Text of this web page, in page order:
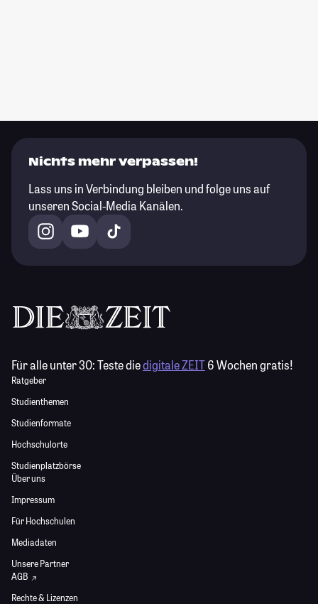
Nichts mehr verpassen!
Lass uns in Verbindung bleiben und folge uns auf
unseren Social-Media Kanälen.
Für alle unter 30:Teste diedigitale ZEIT6 Wochen gratis!
Ratgeber
Studienthemen
Studienformate
Hochschulorte
Studienplatzbörse
Über uns
Impressum
Für Hochschulen
Mediadaten
Unsere Partner
AGB
Rechte & Lizenzen